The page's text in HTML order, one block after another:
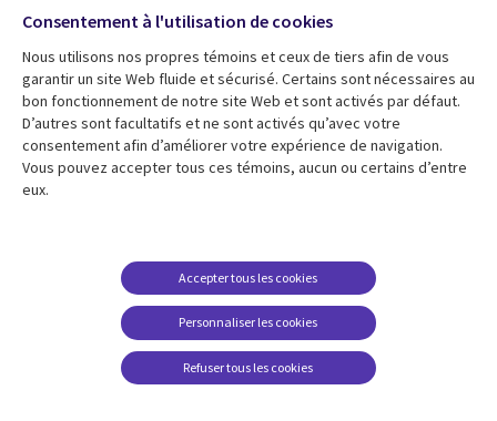
Fusions
Salle de presse
Ressources
Articles
Études de cas
Baladodiffusions
Support
Restrictions et
conditions juridiques
Carrières FAQ
Centre de gestion des
Suivez-nous
Social
Media
Global
FR
Consentement à l'utilisation de cookies
Nous utilisons nos propres témoins et ceux de tiers afin de vous
garantir un site Web fluide et sécurisé. Certains sont nécessaires au
bon fonctionnement de notre site Web et sont activés par défaut.
D’autres sont facultatifs et ne sont activés qu’avec votre
consentement afin d’améliorer votre expérience de navigation.
Vous pouvez accepter tous ces témoins, aucun ou certains d’entre
eux.
Personnaliser les cookies
Accepter tous les cookies
Refuser tous les cookies